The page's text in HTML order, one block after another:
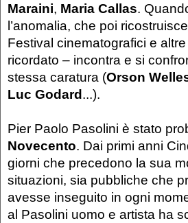
Maraini, Maria Callas.
l’anomalia, che poi
Festival cinematografici e
ricordato – incontra e si
stessa caratura (Orson
Luc Godard...).
Pier Paolo Pasolini è stato
Novecento. Dai primi anni
giorni che precedono la sua
situazioni, sia pubbliche che
avesse inseguito in ogni
al Pasolini uomo e artista ha